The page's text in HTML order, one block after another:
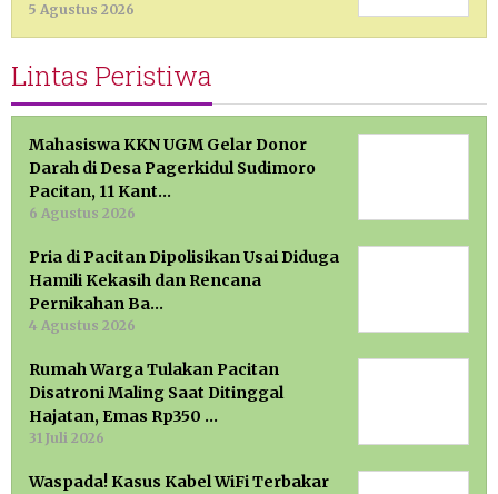
5 Agustus 2026
Lintas Peristiwa
Mahasiswa KKN UGM Gelar Donor
Darah di Desa Pagerkidul Sudimoro
Pacitan, 11 Kant…
6 Agustus 2026
Pria di Pacitan Dipolisikan Usai Diduga
Hamili Kekasih dan Rencana
Pernikahan Ba…
4 Agustus 2026
Rumah Warga Tulakan Pacitan
Disatroni Maling Saat Ditinggal
Hajatan, Emas Rp350 …
31 Juli 2026
Waspada! Kasus Kabel WiFi Terbakar